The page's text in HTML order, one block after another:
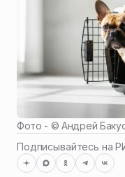
Фото - ©Андрей
Подписывайтесь на